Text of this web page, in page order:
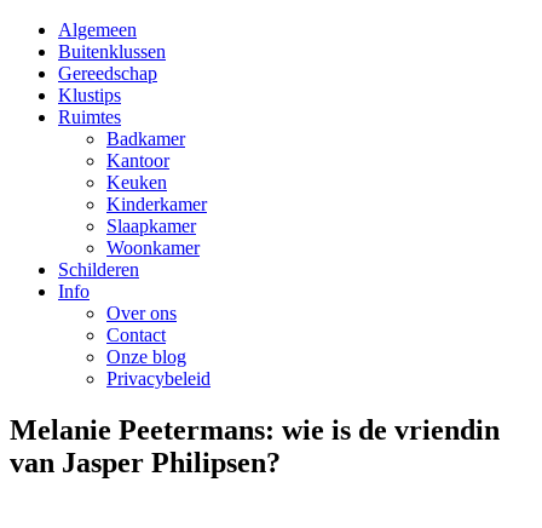
Algemeen
Buitenklussen
Gereedschap
Klustips
Ruimtes
Badkamer
Kantoor
Keuken
Kinderkamer
Slaapkamer
Woonkamer
Schilderen
Info
Over ons
Contact
Onze blog
Privacybeleid
Melanie Peetermans: wie is de vriendin
van Jasper Philipsen?